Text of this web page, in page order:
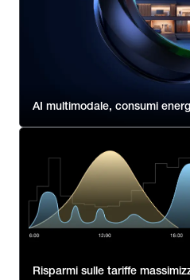
AI multimodale, consumi
Risparmi sulle tariffe